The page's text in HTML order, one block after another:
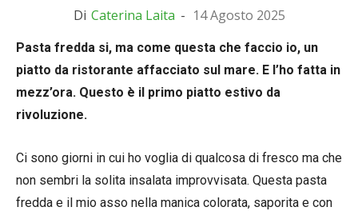
Di Caterina Laita - 14 Agosto 2025
Pasta fredda si, ma come questa che faccio io, un
piatto da ristorante affacciato sul mare. E l’ho fatta in
mezz’ora. Questo è il primo piatto estivo da
rivoluzione.
Ci sono giorni in cui ho voglia di qualcosa di fresco ma che
non sembri la solita insalata improvvisata. Questa pasta
fredda e il mio asso nella manica colorata, saporita e con